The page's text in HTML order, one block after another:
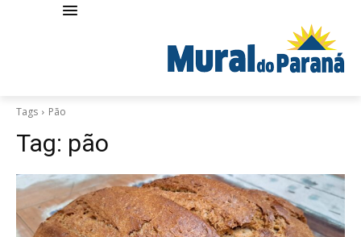
Tags Pão
Tag: pão